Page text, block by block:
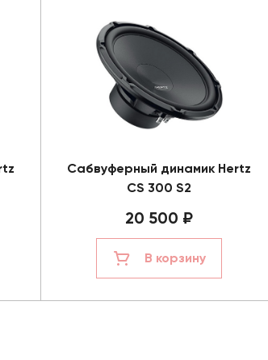
Сабвуферный динамик Hertz
CS 300 S2
20 500 ₽
В корзину